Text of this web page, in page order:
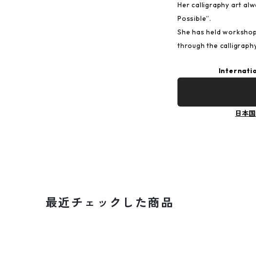
Her calligraphy art
Possible”.
She has held
through the
日本
最近チェックした商品